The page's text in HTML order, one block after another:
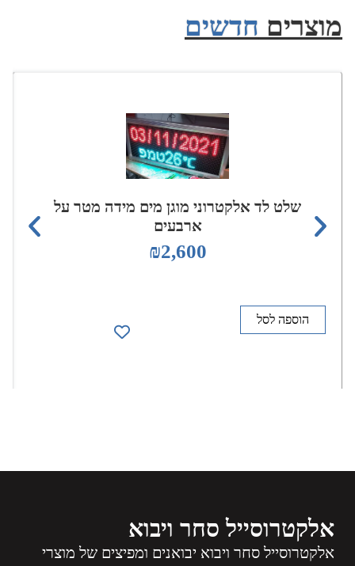
מוצרים חדשים
שלט לד אלקטרוני מוגן מים מידה מטר על
ארבעים
₪2,600
הוספה לסל
אלקטרוסייל סחר ויבוא
אלקטרוסייל סחר ויבוא יבואנים ומפיצים של מוצרי